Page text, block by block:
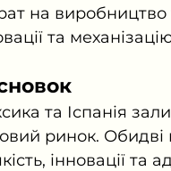
на
та
та Іспанія
ринок. Обидві
інновації